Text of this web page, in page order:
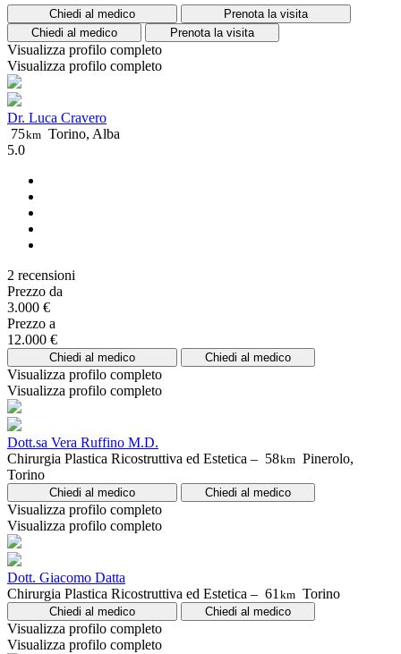
Chiedi al medico
Prenota la visita
Chiedi al medico
Prenota la visita
Visualizza profilo completo
Visualizza profilo completo
Dr. Luca Cravero
75km Torino, Alba
5.0
2 recensioni
Prezzo da
3.000 €
Prezzo a
12.000 €
Chiedi al medico Chiedi al medico
Visualizza profilo completo
Visualizza profilo completo
Dott.sa Vera Ruffino M.D.
Chirurgia Plastica Ricostruttiva ed Estetica – 58km Pinerolo,
Torino
Chiedi al medico Chiedi al medico
Visualizza profilo completo
Visualizza profilo completo
Dott. Giacomo Datta
Chirurgia Plastica Ricostruttiva ed Estetica – 61 km Torino
Chiedi al medico Chiedi al medico
Visualizza profilo completo
Visualizza profilo completo